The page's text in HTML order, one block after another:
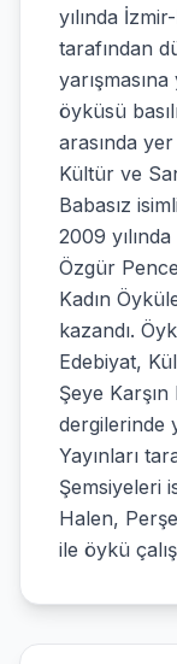
yılında
tarafından
öyküsü
arasında yer
Kültür ve
Babasız
2009
Özgür
Kadın
kazandı.
Edebiyat,
Şeye
dergilerinde
Yayınları
Şemsiyeleri
Halen,
ile öykü